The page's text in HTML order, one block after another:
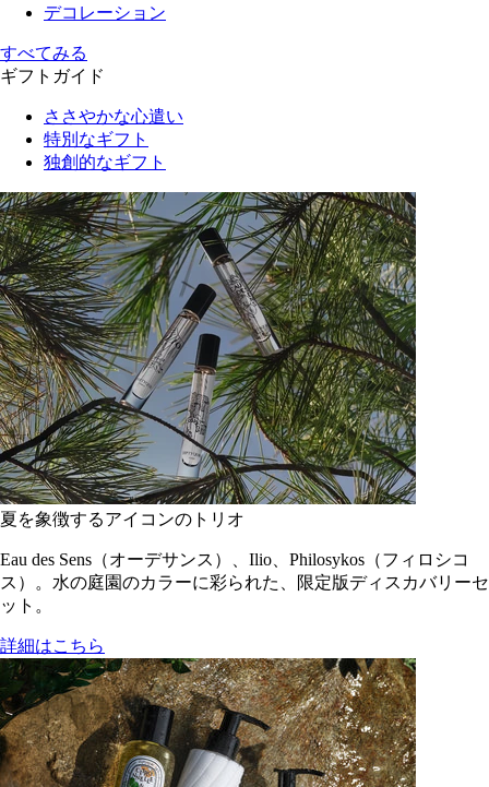
デコレーション
すべてみる
ギフトガイド
ささやかな心遣い
特別なギフト
独創的なギフト
夏を象徴するアイコンのトリオ
Eau des Sens（オーデサンス）、Ilio、Philosykos（フィロシコ
ス）。水の庭園のカラーに彩られた、限定版ディスカバリーセ
ット。
詳細はこちら